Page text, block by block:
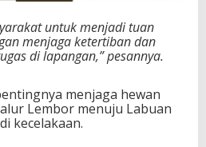
untuk menjadi tuan
menjaga ketertiban dan
di lapangan,” pesannya.
menjaga hewan
Lembor menuju Labuan
kecelakaan.